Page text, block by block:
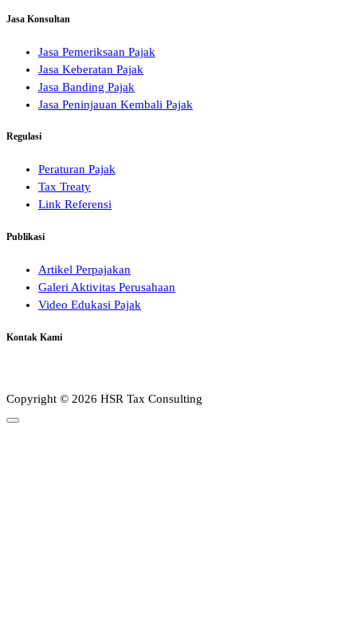
Jasa Konsultan
Jasa Pemeriksaan Pajak
Jasa Keberatan Pajak
Jasa Banding Pajak
Jasa Peninjauan Kembali Pajak
Regulasi
Peraturan Pajak
Tax Treaty
Link Referensi
Publikasi
Artikel Perpajakan
Galeri Aktivitas Perusahaan
Video Edukasi Pajak
Kontak Kami
Copyright © 2026 HSR Tax Consulting